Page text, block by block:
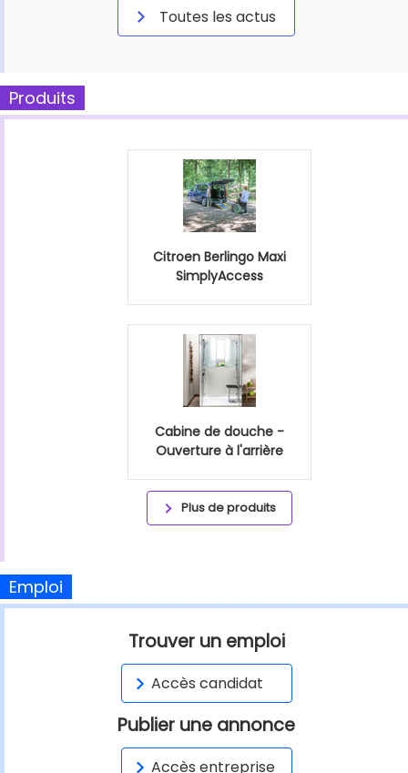
Toutes les actus
Produits
Citroen Berlingo Maxi
SimplyAccess
Cabine de douche -
Ouverture à l'arrière
Plus de produits
Emploi
Trouver un emploi
Accès candidat
Publier une annonce
Accès entreprise